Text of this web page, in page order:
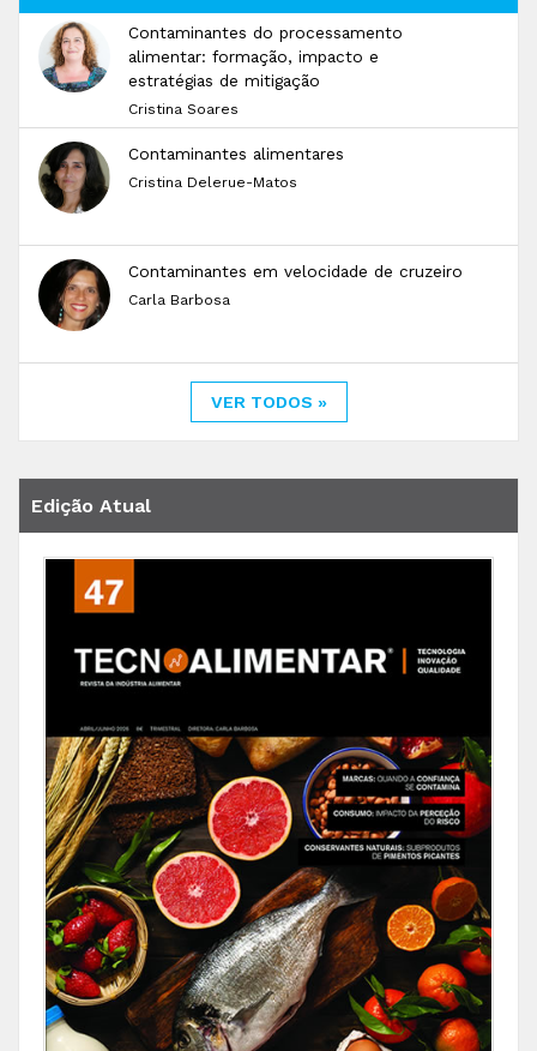
Contaminantes do processamento
alimentar: formação, impacto e
estratégias de mitigação
Cristina Soares
Contaminantes alimentares
Cristina Delerue-Matos
Contaminantes em velocidade de cruzeiro
Carla Barbosa
VER TODOS »
Edição Atual